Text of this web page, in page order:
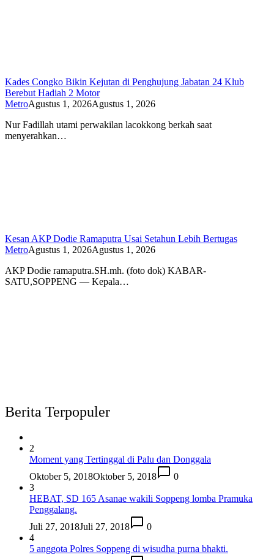
Kades Congko Bikin Kejutan di Penghujung Jabatan 24 Klub
Berebut Hadiah 2 Motor
MetroAgustus 1, 2026Agustus 1, 2026
Nur Fadillah utami perwakilan lacokkong berkah saat
menyerahkan…
Kesan AKP Dodie Ramaputra Usai Setahun Lebih Bertugas
MetroAgustus 1, 2026Agustus 1, 2026
AKP Dodie ramaputra.SH.mh. (foto dok) KABAR-
SATU,SOPPENG — Kepala…
Berita Terpopuler
2
Moment yang Tertinggal di Palu dan Donggala
Oktober 5, 2018Oktober 5, 2018
0
3
HEBAT, SD 165 Asanae wakili Soppeng lomba Pramuka
Penggalang.
Juli 27, 2018Juli 27, 2018
0
4
5 anggota Polres Soppeng di wisudha purna bhakti.